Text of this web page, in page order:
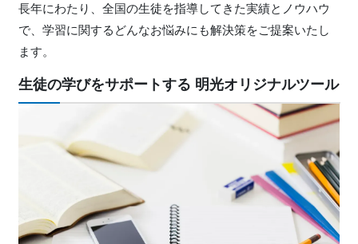
長年にわたり、全国の生徒を指導してきた実績とノウハウ
で、学習に関するどんなお悩みにも解決策をご提案いたし
ます。
生徒の学びをサポートする 明光オリジナルツール